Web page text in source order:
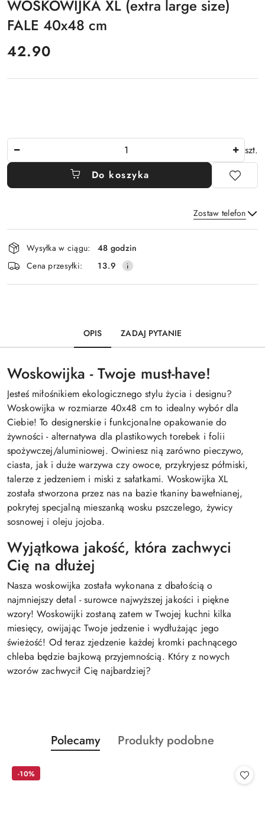
WOSKOWIJKA XL (extra large size)
FALE 40x48 cm
cena:
42.90
szt.
Do koszyka
Zostaw telefon
Wyślij
Dostępność
i
dostawa
Wysyłka w ciągu:
48 godzin
Cena przesyłki:
13.9
OPIS ZADAJ PYTANIE
Woskowijka - Twoje must-have!
Jesteś miłośnikiem ekologicznego stylu życia i designu?
Woskowijka w rozmiarze 40x48 cm to idealny wybór dla
Ciebie! To designerskie i funkcjonalne opakowanie do
żywności - alternatywa dla plastikowych torebek i folii
spożywczej/aluminiowej. Owiniesz nią zarówno pieczywo,
ciasta, jak i duże warzywa czy owoce, przykryjesz półmiski,
talerze z jedzeniem i miski z sałatkami. Woskowijka XL
została stworzona przez nas na bazie tkaniny bawełnianej,
pokrytej specjalną mieszanką wosku pszczelego, żywicy
sosnowej i oleju jojoba.
Wyjątkowa jakość, która zachwyci
Cię na dłużej
Nasza woskowijka została wykonana z dbałością o
najmniejszy detal - surowce najwyższej jakości i piękne
wzory! Woskowijki zostaną zatem w Twojej kuchni kilka
miesięcy, owijając Twoje jedzenie i wydłużając jego
świeżość! Od teraz zjedzenie każdej kromki pachnącego
chleba będzie bajkową przyjemnością. Który z nowych
wzorów zachwycił Cię najbardziej?
Pomiń karuzelę produktów
Produkty
o
Polecamy
Produkty
Produkty podobne
-10%